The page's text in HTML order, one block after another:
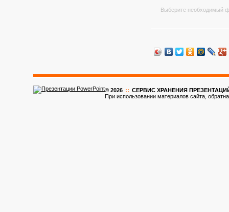
Выберите необходимый
© 2026 :: CЕРВИС ХРАНЕНИЯ ПРЕЗЕНТАЦИЙ
При использовании материалов сайта,